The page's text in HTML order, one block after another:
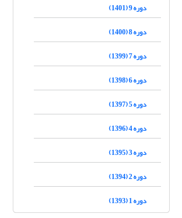
دوره 9 (1401)
دوره 8 (1400)
دوره 7 (1399)
دوره 6 (1398)
دوره 5 (1397)
دوره 4 (1396)
دوره 3 (1395)
دوره 2 (1394)
دوره 1 (1393)